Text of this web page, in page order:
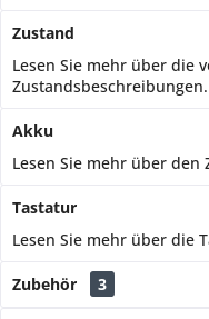
Zustand
Lesen Sie mehr über die
Akku
Lesen Sie mehr über den
Tastatur
Lesen Sie mehr über die
Zubehör 3